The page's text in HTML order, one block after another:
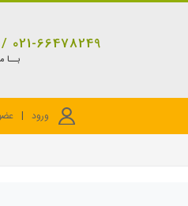
021-66478249 / 09107856100
بــا
ورود |